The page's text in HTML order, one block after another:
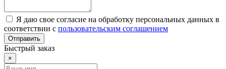
Я даю свое согласие на обработку персональных данных в
соответствии с пользовательским соглашением
Отправить
Быстрый заказ
×